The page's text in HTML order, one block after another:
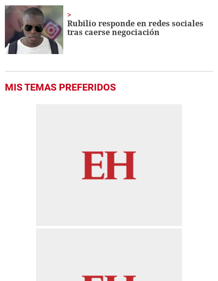
Rubilio responde en redes sociales
tras caerse negociación
MIS TEMAS PREFERIDOS